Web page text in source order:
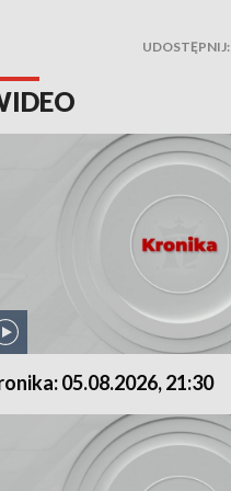
UDOSTĘPNIJ:
05.08.2026, 21:30